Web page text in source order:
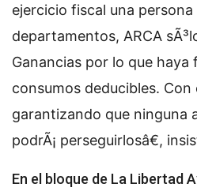
ejercicio fiscal una
departamentos, ARCA
Ganancias por lo que
consumos deducibles. Con
garantizando que ninguna
podrÃ¡ perseguirlosâ€,
En el bloque de La Libertad